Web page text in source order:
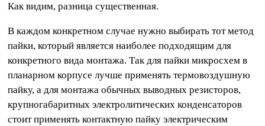
Как видим, разница существенная.
В каждом конкретном случае нужно выбирать тот метод
пайки, который является наиболее подходящим для
конкретного вида монтажа. Так для пайки микросхем в
планарном корпусе лучше применять термовоздушную
пайку, а для монтажа обычных выводных резисторов,
крупногабаритных электролитических конденсаторов
стоит применять контактную пайку электрическим